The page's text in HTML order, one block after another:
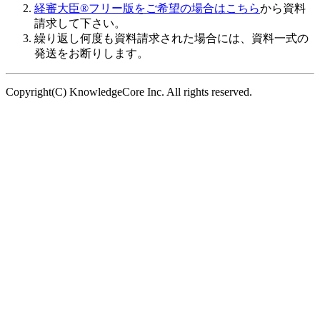
経審大臣®フリー版をご希望の場合はこちらから資料
請求して下さい。
繰り返し何度も資料請求された場合には、資料一式の
発送をお断りします。
Copyright(C) KnowledgeCore Inc. All rights reserved.